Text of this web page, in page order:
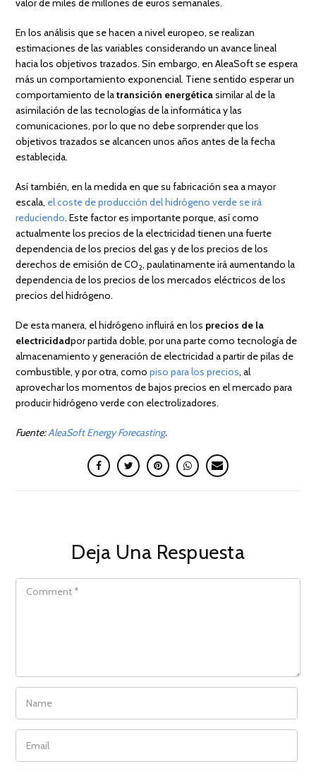
valor de miles de millones de euros semanales.
En los análisis que se hacen a nivel europeo, se realizan
estimaciones de las variables considerando un avance lineal
hacia los objetivos trazados. Sin embargo, en AleaSoft se espera
más un comportamiento exponencial. Tiene sentido esperar un
comportamiento de latransición energéticasimilar al de la
asimilación de las tecnologías de la informática y las
comunicaciones, por lo que no debe sorprender que los
objetivos trazados se alcancen unos años antes de la fecha
establecida.
Así también, en la medida en que su fabricación sea a mayor
escala, el coste de producción del hidrógeno verde se irá
reduciendo. Este factor es importante porque, así como
actualmente los precios de la electricidad tienen una fuerte
dependencia de los precios del gas y de los precios de los
derechos de emisión de CO2, paulatinamente irá aumentando la
dependencia de los precios de los mercados eléctricos de los
precios del hidrógeno.
De esta manera, el hidrógeno influirá en los precios de la
electricidadpor partida doble, por una parte como tecnología de
almacenamiento y generación de electricidad a partir de pilas de
combustible, y por otra, comopiso para los precios, al
aprovechar los momentos de bajos precios en el mercado para
producir hidrógeno verde con electrolizadores.
Fuente:AleaSoft Energy Forecasting.
Deja Una Respuesta
COMMENT
NAME
EMAIL